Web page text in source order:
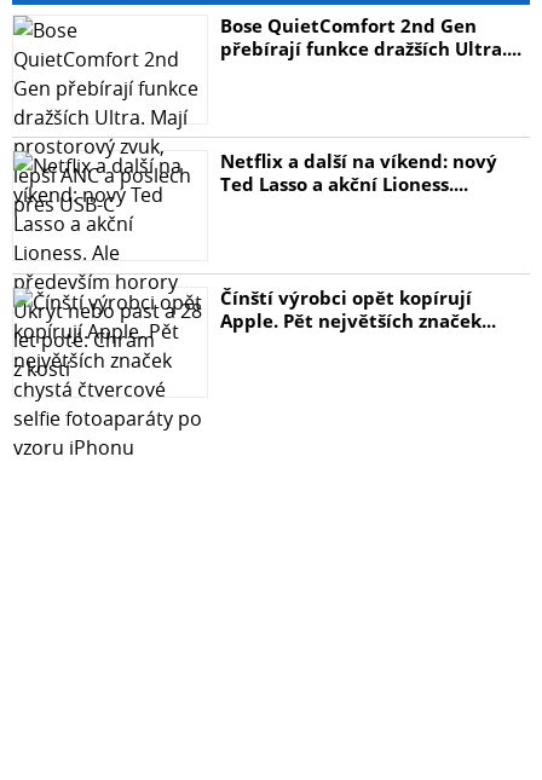
Bose QuietComfort 2nd Gen
přebírají funkce dražších Ultra....
Netflix a další na víkend: nový
Ted Lasso a akční Lioness....
Čínští výrobci opět kopírují
Apple. Pět největších značek...